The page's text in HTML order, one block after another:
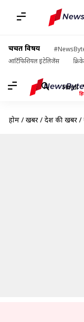
चर्चित विषय
आर्टिफिशियल इंटेलिजेंस
Hindi
होम / खबरें / देश की खबरें /